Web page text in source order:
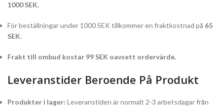
1000 SEK.
För beställningar under 1000 SEK tillkommer en fraktkostnad på 65
SEK.
Frakt till ombud kostar 99 SEK oavsett ordervärde.
Leveranstider Beroende På Produkt
Produkter i lager: Leveranstiden är normalt 2-3 arbetsdagar från